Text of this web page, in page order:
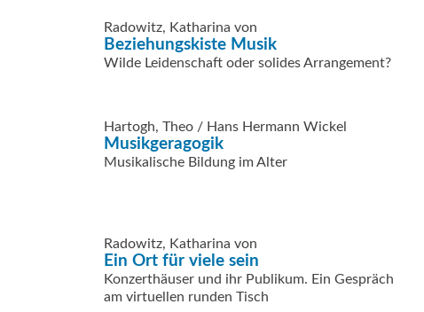
Radowitz, Katharina von
Beziehungskiste Musik
Wilde Leidenschaft oder solides Arrangement?
Hartogh, Theo / Hans Hermann Wickel
Musikgeragogik
Musikalische Bildung im Alter
Radowitz, Katharina von
Ein Ort für viele sein
Konzerthäuser und ihr Publikum. Ein Gespräch
am virtuellen runden Tisch